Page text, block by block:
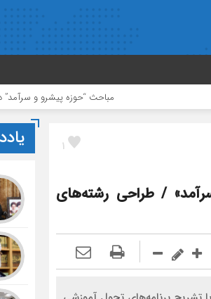
مباحث “حوزه پیشرو و سرآمد” در اولویت
1
/ طراحی رشته‌های